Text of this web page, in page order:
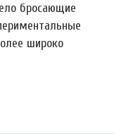
бросающие
широко